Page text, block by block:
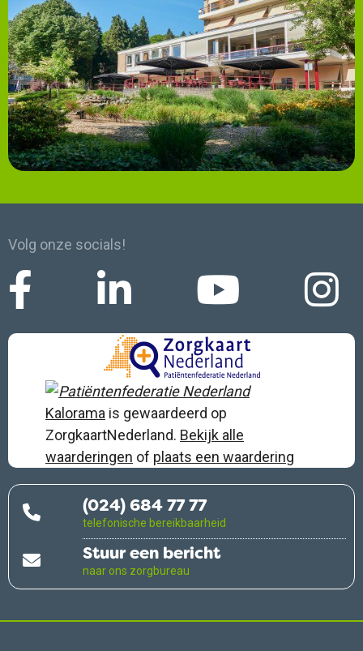
Volg onze socials!
Kalorama is gewaardeerd op
ZorgkaartNederland. Bekijk alle
waarderingen of plaats een waardering
(024) 684 77 77
telefonische bereikbaarheid
Stuur een bericht
naar ons zorgbureau